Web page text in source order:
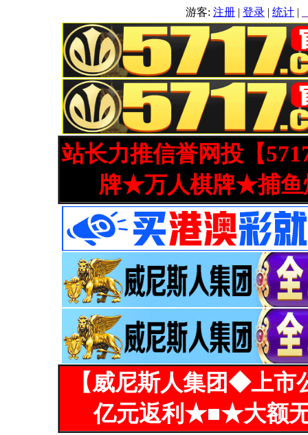
游客: 注册 | 登录 | 统计 |
站长力推信誉网投【
牌★万人棋牌★捕鱼
【威尼斯人集团◆上
亿元返利★■★大额